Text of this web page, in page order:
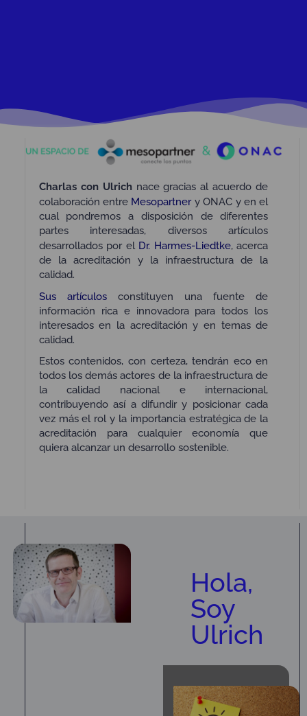
Charlas con Ulrichnace gracias al acuerdo de
colaboración entre Mesopartnery ONAC y en el
cual pondremos a disposición de diferentes
partes interesadas, diversos artículos
desarrollados por el Dr. Harmes-Liedtke, acerca
de la acreditación y la infraestructura de la
calidad.
Sus artículosconstituyen una fuente de
información rica e innovadora para todos los
interesados en la acreditación y en temas de
calidad.
Estos contenidos, con certeza, tendrán eco en
todos los demás actores de la infraestructura de
la calidad nacional e internacional,
contribuyendo así a difundir y posicionar cada
vez más el rol y la importancia estratégica de la
acreditación para cualquier economía que
quiera alcanzar un desarrollo sostenible.
Hola,
Soy
Ulrich